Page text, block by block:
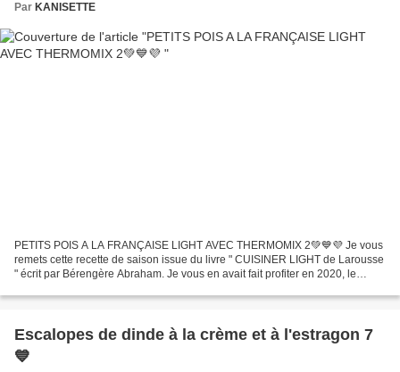
Par KANISETTE
PETITS POIS A LA FRANÇAISE LIGHT AVEC THERMOMIX 2💚💙💜 Je vous
remets cette recette de saison issue du livre " CUISINER LIGHT de Larousse
" écrit par Bérengère Abraham. Je vous en avait fait profiter en 2020, le
Escalopes de dinde à la crème et à l'estragon 7
💙